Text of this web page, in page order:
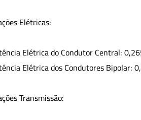
Elétricas:
Elétrica do Condutor Central:
Elétrica dos Condutores Bipolar:
Transmissão: